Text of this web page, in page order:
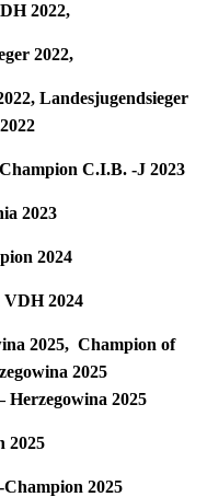
2022,
2022,
Landesjugendsieger
C.I.B. -J 2023
2023
2024
VDH 2024
2025, Champion of
2025
Herzegowina 2025
2025
2025